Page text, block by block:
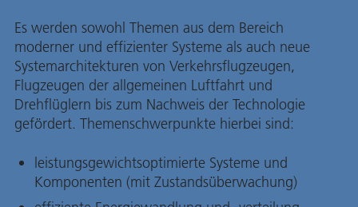
Es werden sowohl Themen aus dem Bereich
moderner und effizienter Systeme als auch neue
Systemarchitekturen von Verkehrsflugzeugen,
Flugzeugen der allgemeinen Luftfahrt und
Drehflüglern bis zum Nachweis der Technologie
gefördert. Themenschwerpunkte hierbei sind:
leistungsgewichtsoptimierte Systeme und
Komponenten (mit Zustandsüberwachung)